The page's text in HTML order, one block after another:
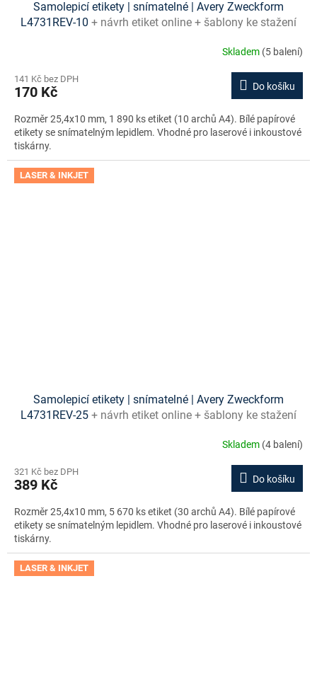
Samolepicí etikety | snímatelné | Avery Zweckform
L4731REV-10 + návrh etiket online + šablony ke stažení
Skladem (5 balení)
141 Kč bez DPH
170 Kč Do košíku
Rozměr 25,4x10 mm, 1 890 ks etiket (10 archů A4). Bílé papírové
etikety se snímatelným lepidlem. Vhodné pro laserové i inkoustové
tiskárny.
LASER & INKJET
Samolepicí etikety | snímatelné | Avery Zweckform
L4731REV-25 + návrh etiket online + šablony ke stažení
Skladem (4 balení)
321 Kč bez DPH
389 Kč Do košíku
Rozměr 25,4x10 mm, 5 670 ks etiket (30 archů A4). Bílé papírové
etikety se snímatelným lepidlem. Vhodné pro laserové i inkoustové
tiskárny.
LASER & INKJET